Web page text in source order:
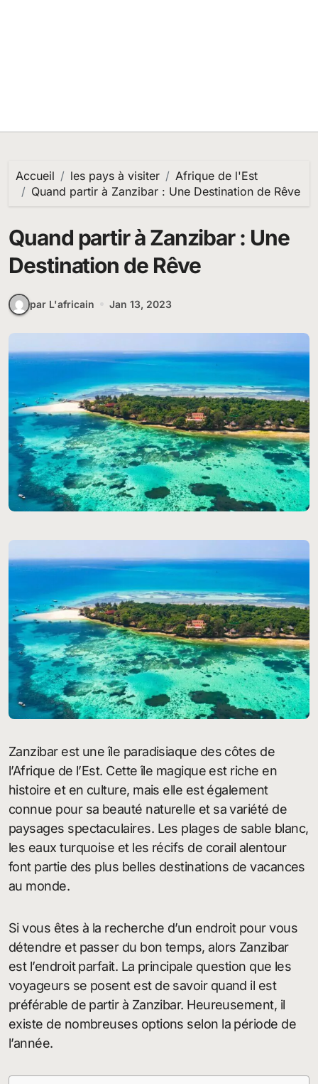
Accueil les pays à visiter
Afrique de l'Est
Quand partir à Zanzibar : Une Destination de Rêve
Quand partir à Zanzibar : Une
Destination de Rêve
par L'africain Jan 13, 2023
Zanzibar est une île paradisiaque des côtes de
l’Afrique de l’Est. Cette île magique est riche en
histoire et en culture, mais elle est également
connue pour sa beauté naturelle et sa variété de
paysages spectaculaires. Les plages de sable blanc,
les eaux turquoise et les récifs de corail alentour
font partie des plus belles destinations de vacances
au monde.
Si vous êtes à la recherche d’un endroit pour vous
détendre et passer du bon temps, alors Zanzibar
est l’endroit parfait. La principale question que les
voyageurs se posent est de savoir quand il est
préférable de partir à Zanzibar. Heureusement, il
existe de nombreuses options selon la période de
l’année.